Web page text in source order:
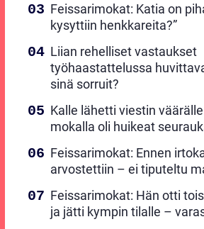
Feissarimokat: Katia on
kysyttiin henkkareita?”
Liian rehelliset vastaukset
työhaastattelussa
sinä sorruit?
Kalle lähetti viestin
mokalla oli huikeat
Feissarimokat: Ennen
arvostettiin – ei tiputeltu
Feissarimokat: Hän otti
ja jätti kympin tilalle –